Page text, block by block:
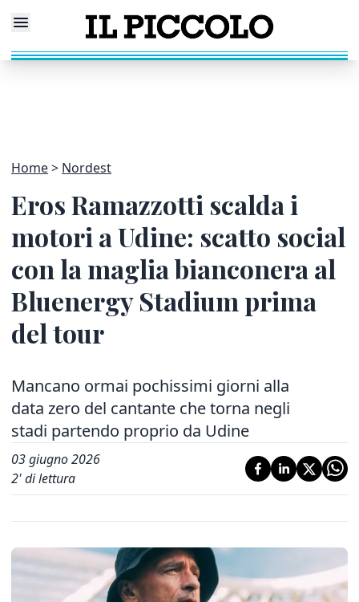
Home Nordest
Eros Ramazzotti scalda i
motori a Udine: scatto social
con la maglia bianconera al
Bluenergy Stadium prima
del tour
Mancano ormai pochissimi giorni alla
data zero del cantante che torna negli
stadi partendo proprio da Udine
03 giugno 2026
2' di lettura